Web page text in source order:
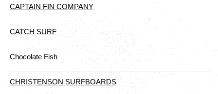
CAPTAIN FIN COMPANY
CATCH SURF
Chocolate Fish
CHRISTENSON SURFBOARDS